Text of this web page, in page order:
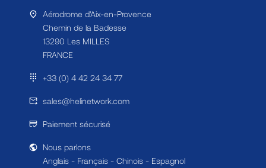
Aérodrome d'Aix-en-Provence
Chemin de la Badesse
13290 Les MILLES
FRANCE
+33 (0) 4 42 24 34 77
sales@helinetwork.com
Paiement sécurisé
Nous parlons
Anglais - Français - Chinois - Espagnol